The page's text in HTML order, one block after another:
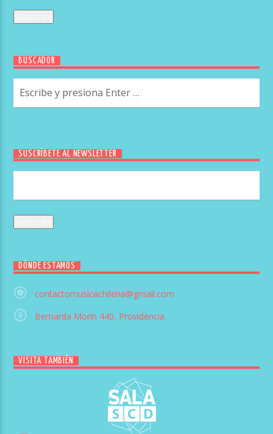
BUSCADOR
SUSCRÍBETE AL NEWSLETTER
DÓNDE ESTAMOS
contactomusicachilena@gmail.com
Bernarda Morín 440, Providencia
VISITA TAMBIÉN